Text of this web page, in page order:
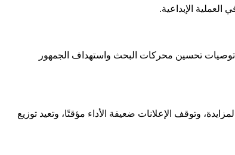
الإبداعية.
توصيات تحسين محركات البحث واستهداف الجمهور
وتوقف الإعلانات ضعيفة الأداء مؤقتًا، وتعيد توزيع